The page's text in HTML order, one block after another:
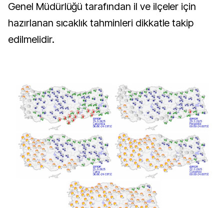
Genel Müdürlüğü tarafından il ve ilçeler için
hazırlanan sıcaklık tahminleri dikkatle takip
edilmelidir.